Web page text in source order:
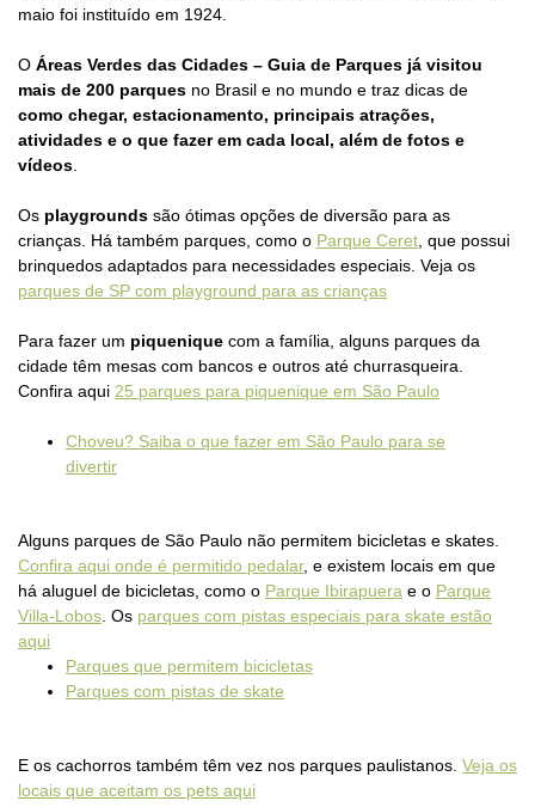
maio foi instituído em 1924.
O Áreas Verdes das Cidades – Guia de Parques já visitou
mais de 200 parques no Brasil e no mundo e traz dicas de
como chegar, estacionamento, principais atrações,
atividades e o que fazer em cada local, além de fotos e
vídeos
Os playgrounds são ótimas opções de diversão para as
crianças. Há também parques, como o Parque Ceret , que possui
brinquedos adaptados para necessidades especiais. Veja os
parques de SP com playground para as crianças
Para fazer um piquenique com a família, alguns parques da
cidade têm mesas com bancos e outros até churrasqueira.
Confira aqui 25 parques para piquenique em São Paulo
Choveu? Saiba o que fazer em São Paulo para se
divertir
Alguns parques de São Paulo não permitem bicicletas e skates.
Confira aqui onde é permitido pedalar, e existem locais em que
há aluguel de bicicletas, como o Parque Ibirapuera e o Parque
Villa-Lobos . Os parques com pistas especiais para skate estão
aqui
Parques que permitem bicicletas
Parques com pistas de skate
E os cachorros também têm vez nos parques paulistanos. Veja os
locais que aceitam os pets aqui